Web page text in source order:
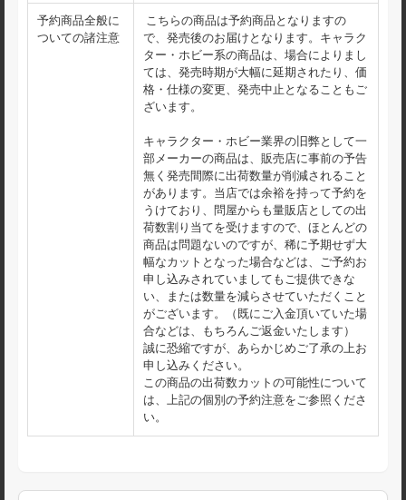
予約商品全般に
ついての諸注意
こちらの商品は予約商品となりますの
で、発売後のお届けとなります。キャラク
ター・ホビー系の商品は、場合によりまし
ては、発売時期が大幅に延期されたり、価
格・仕様の変更、発売中止となることもご
ざいます。
キャラクター・ホビー業界の旧弊として一
部メーカーの商品は、販売店に事前の予告
無く発売間際に出荷数量が削減されること
があります。当店では余裕を持って予約を
うけており、問屋からも量販店としての出
荷数割り当てを受けますので、ほとんどの
商品は問題ないのですが、稀に予期せず大
幅なカットとなった場合などは、ご予約お
申し込みされていましてもご提供できな
い、または数量を減らさせていただくこと
がございます。（既にご入金頂いていた場
合などは、もちろんご返金いたします）
誠に恐縮ですが、あらかじめご了承の上お
申し込みください。
この商品の出荷数カットの可能性について
は、上記の個別の予約注意をご参照くださ
い。